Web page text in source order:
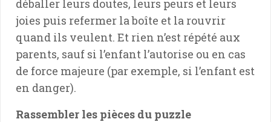
déballer leurs doutes, leurs peurs et leurs
joies puis refermer la boîte et la rouvrir
quand ils veulent. Et rien n’est répété aux
parents, sauf si l’enfant l’autorise ou en cas
de force majeure (par exemple, si l’enfant est
en danger).
Rassembler les pièces du puzzle